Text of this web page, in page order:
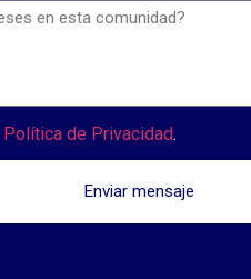
Política de Privacidad.
Enviar mensaje